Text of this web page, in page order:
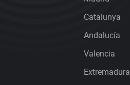
Catalunya
Andalucía
Valencia
Extremadura